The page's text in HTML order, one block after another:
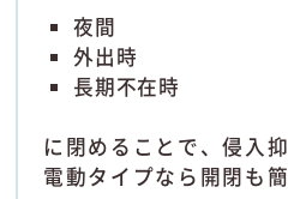
夜間
外出時
長期不在時
に閉めることで、侵入
電動タイプなら開閉も簡